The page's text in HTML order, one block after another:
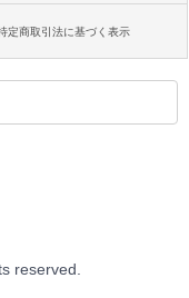
定商取引法に基づく表示
reserved.